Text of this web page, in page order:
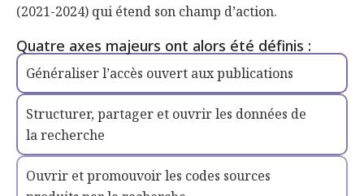
(2021-2024) qui étend son champ d’action.
Quatre axes majeurs ont alors été définis :
Généraliser l’accès ouvert aux publications
Structurer, partager et ouvrir les données de
la recherche
Ouvrir et promouvoir les codes sources